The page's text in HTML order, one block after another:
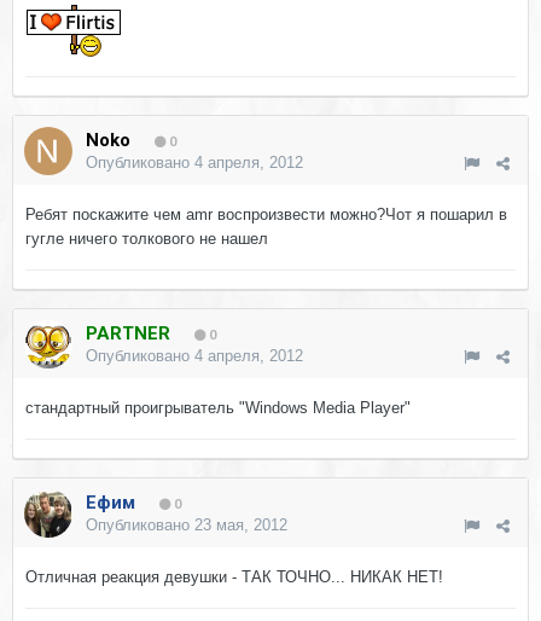
Noko 0
Опубликовано 4 апреля, 2012
Ребят поскажите чем amr воспроизвести можно?Чот я пошарил в
гугле ничего толкового не нашел
PARTNER 0
Опубликовано 4 апреля, 2012
стандартный проигрыватель "Windows Media Player"
Ефим 0
Опубликовано 23 мая, 2012
Отличная реакция девушки - ТАК ТОЧНО... НИКАК НЕТ!